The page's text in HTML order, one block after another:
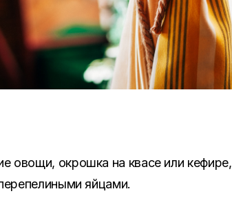
овощи, окрошка на квасе или кефире,
яйцами.